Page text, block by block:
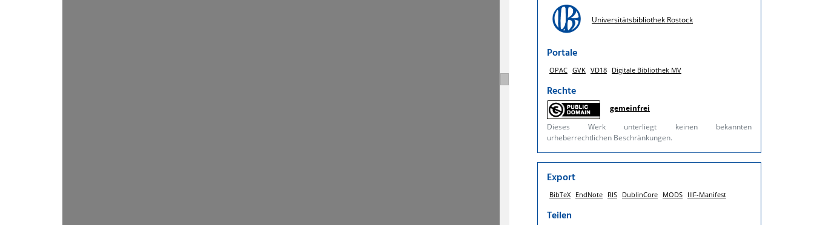
Universitätsbibliothek Rostock
Portale
OPAC GVK VD18 Digitale Bibliothek MV
Rechte
gemeinfrei
Dieses Werk unterliegt keinen bekannten
urheberrechtlichen Beschränkungen.
Export
BibTeX EndNote RIS DublinCore MODS IIIF-Manifest
Teilen